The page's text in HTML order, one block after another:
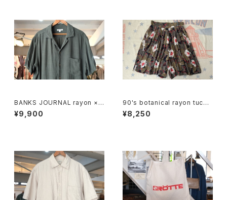
BANKS JOURNAL rayon ×li
nen open-collar Shirt
¥9,900
90's botanical rayon tucke
d Culottes
¥8,250